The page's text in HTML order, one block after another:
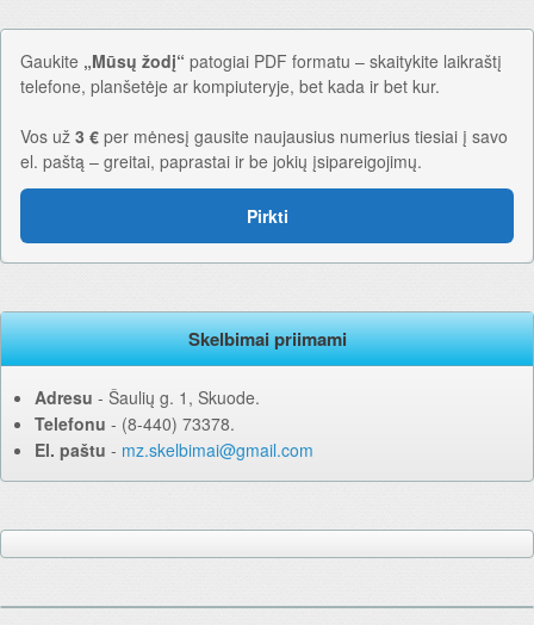
Gaukite „Mūsų žodį“ patogiai PDF formatu – skaitykite laikraštį
telefone, planšetėje ar kompiuteryje, bet kada ir bet kur.
Vos už 3 € per mėnesį gausite naujausius numerius tiesiai į savo
el. paštą – greitai, paprastai ir be jokių įsipareigojimų.
Pirkti
Skelbimai priimami
Adresu ‐ Šaulių g. 1, Skuode.
Telefonu ‐ (8-440) 73378.
El. paštu ‐ mz.skelbimai@gmail.com